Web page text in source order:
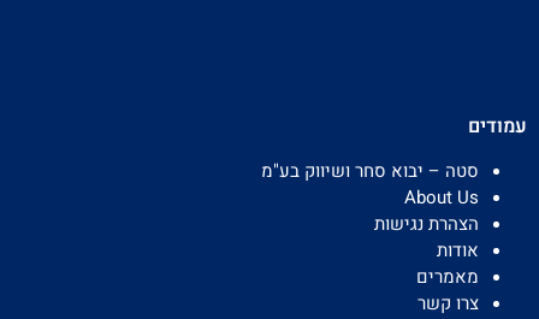
עמודים
סטה – יבוא סחר ושיווק בע"מ
About Us
הצהרת נגישות
אודות
מאמרים
צרו קשר